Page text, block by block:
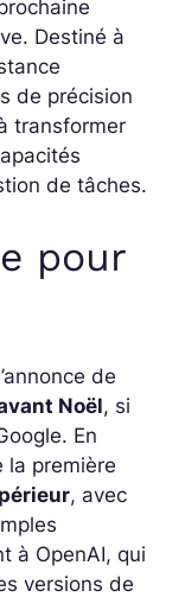
Destiné à
de précision
transformer
de tâches.
pour
de
Noël, si
En
la première
, avec
à OpenAI, qui
versions de